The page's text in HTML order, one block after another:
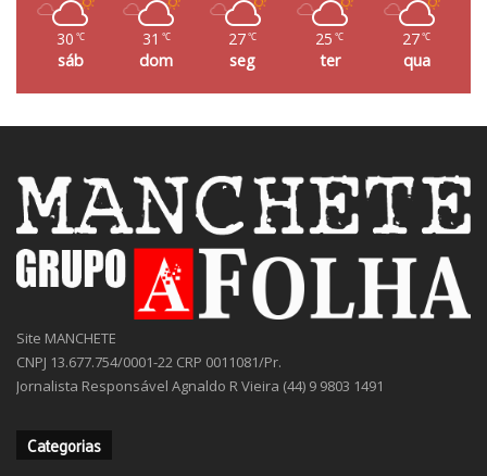
30 ℃
sáb
31 ℃
dom
27℃
seg
25 ℃
ter
27℃
qua
Site MANCHETE
CNPJ 13.677.754/0001-22 CRP 0011081/Pr.
Jornalista Responsável Agnaldo R Vieira (44) 9 9803 1491
Categorias